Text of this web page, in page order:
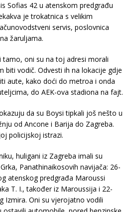
Sofias 42 u atenskom predgrađu
je trokatnica s velikim
servis, poslovnica
žaruljama.
tamo, oni su na toj adresi morali
biti vodič. Odvesti ih na lokacije gdje
aute, kako doći do metroa i onda
do AEK-ova stadiona na fajt.
da su Boysi tipkali još nešto u
od Ancone i Barija do Zagreba.
policijskoj istrazi.
huligani iz Zagreba imali su
Panathinaikosovih navijača: 26-
atenskog predgrađa Maroussi
T. I., također iz Maroussija i 22-
Izmira. Oni su vjerojatno vodili